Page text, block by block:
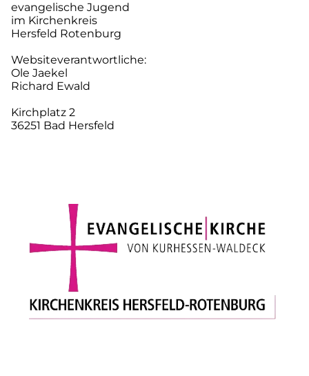
evangelische Jugend
im Kirchenkreis
Hersfeld Rotenburg
Websiteverantwortliche:
Ole Jaekel
Richard Ewald
Kirchplatz 2
36251 Bad Hersfeld